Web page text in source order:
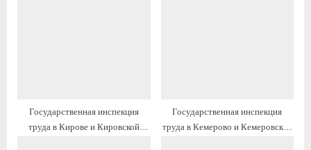
Государственная инспекция
труда в Кирове и Кировской
Государственная инспекция
труда в Кемерово и Кемеровской